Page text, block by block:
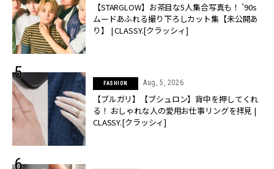
【STARGLOW】お茶目な5人集合写真も！ ’90s
ムードあふれる撮り下ろしカット集【未公開あ
り】 | CLASSY.[クラッシィ]
FASHION Aug, 5, 2026
【ブルガリ】【ブシュロン】背中を押してくれ
る！ おしゃれな人の愛用お仕事リングを拝見 |
CLASSY.[クラッシィ]